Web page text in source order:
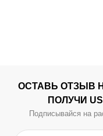
ОСТАВЬ ОТЗЫВ
ПОЛУЧИ
Подписывайся на